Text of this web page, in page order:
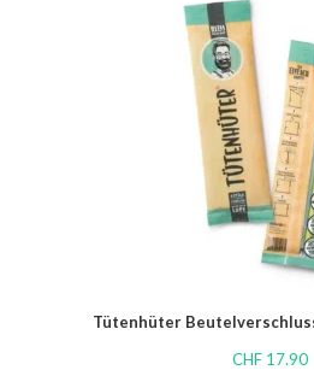
Tütenhüter
CHF17.90